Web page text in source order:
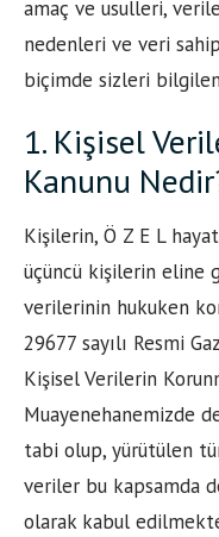
amaç ve usulleri,
nedenleri ve veri
biçimde sizleri
1. Kişisel
Kanunu
Kişilerin, Ö Z E L
üçüncü kişilerin eline
verilerinin hukuken
29677 sayılı Resmi
Kişisel Verilerin
Muayenehanemizde
tabi olup, yürütülen
veriler bu kapsamda
olarak kabul